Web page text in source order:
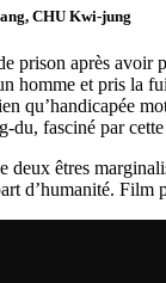
CHU Kwi-jung
prison après avoir
homme et pris la
qu’handicapée
du, fasciné par
êtres
d’humanité. Film